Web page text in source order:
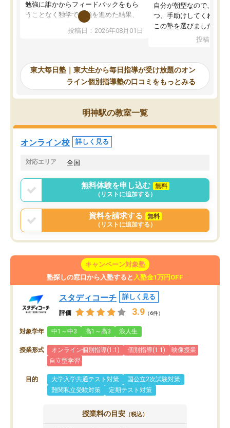
勉強に誰かからフィードバックをもら
うことなく独学で勉強を進めた結果、
入試本番に地歴の学習が間に合わず不
合格となってしまいました。その経験
東大毎日塾にたどり着きました。学習
の長期計画や日々の勉強のやり方につ
いて客観的なアドバイスをいただけた
ので、自信をもって受験勉強を進める
ことができました。自分のように勉強
のやり方や進捗管理で苦労している方
には特におすすめしたい塾です。
投稿日：2026年08月01日
自分が朝型なので、自習
つ、手助けしてくれる設
この塾を選びました。
投稿日：
東大毎日塾｜東大生から毎日指導が受け放題のオン
ライン個別指導塾の口コミをもっとみる
明神駅の教室一覧
オンライン校 詳しく見る
対応エリア 全国
無料体験を申し込む
無料
（リストに追加する）
資料を請求する
無料
（リストに追加する）
キャンペーン対象塾
塾探しの窓口から入塾すると 入塾金1万円OFF
スタディコーチ 詳しく見る
評価 3.9 （6件）
対象学年 中1～中3 高1～高3 浪人生
授業形式 オンライン個別指導(1:1) 個別指導(1:1)
映像授業
自立型学習
目的 大学入学共通テスト対策
国公立2次試験対策
難関私立受験対策
定期テスト対策
授業料の目安 （税込）